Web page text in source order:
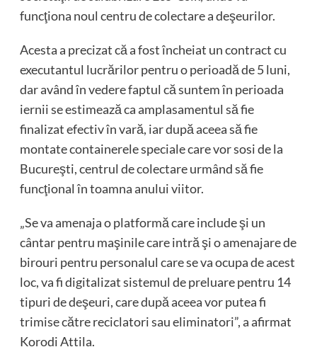
funcţiona noul centru de colectare a deşeurilor.
Acesta a precizat că a fost încheiat un contract cu
executantul lucrărilor pentru o perioadă de 5 luni,
dar având în vedere faptul că suntem în perioada
iernii se estimează ca amplasamentul să fie
finalizat efectiv în vară, iar după aceea să fie
montate containerele speciale care vor sosi de la
Bucureşti, centrul de colectare urmând să fie
funcţional în toamna anului viitor.
„Se va amenaja o platformă care include şi un
cântar pentru maşinile care intră şi o amenajare de
birouri pentru personalul care se va ocupa de acest
loc, va fi digitalizat sistemul de preluare pentru 14
tipuri de deşeuri, care după aceea vor putea fi
trimise către reciclatori sau eliminatori”, a afirmat
Korodi Attila.